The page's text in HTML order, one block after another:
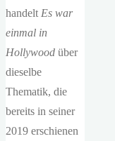
handelt Es war
einmal in
Hollywood über
dieselbe
Thematik, die
bereits in seiner
2019 erschienen